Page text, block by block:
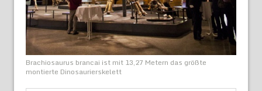
Brachiosaurus brancai ist mit 13,27 Metern das größte
montierte Dinosaurierskelett